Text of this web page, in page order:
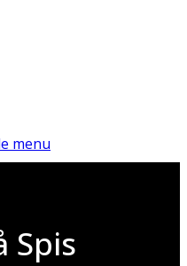
menu
Spis